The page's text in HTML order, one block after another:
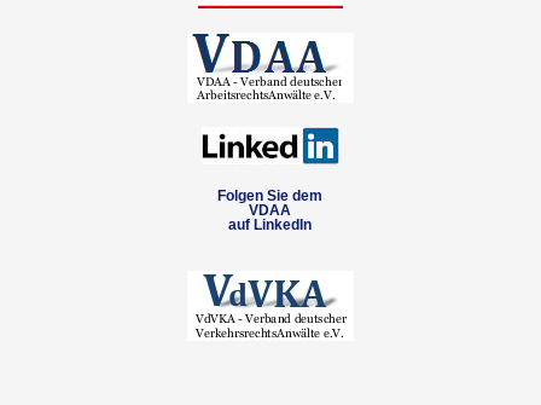
Folgen Sie dem
VDAA
auf LinkedIn